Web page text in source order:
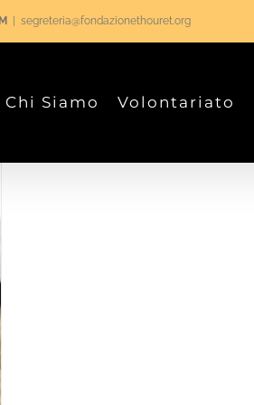
segreteria@fondazionethouret.org
Chi Siamo Volontariato